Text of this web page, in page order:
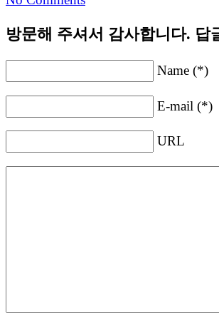
방문해 주셔서 감사합니다. 답
Name (*)
E-mail (*)
URL